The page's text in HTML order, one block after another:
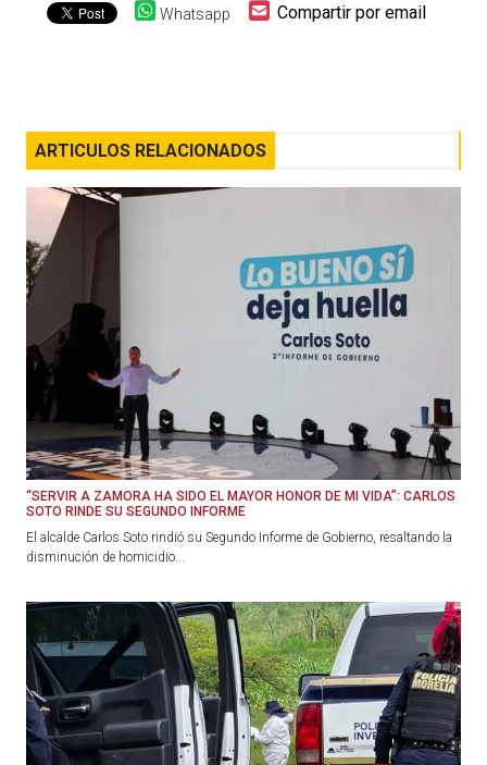
Whatsapp Compartir por email
ARTICULOS RELACIONADOS
“SERVIR A ZAMORA HA SIDO EL MAYOR HONOR DE MI VIDA”: CARLOS
SOTO RINDE SU SEGUNDO INFORME
El alcalde Carlos Soto rindió su Segundo Informe de Gobierno, resaltando la
disminución de homicidio...